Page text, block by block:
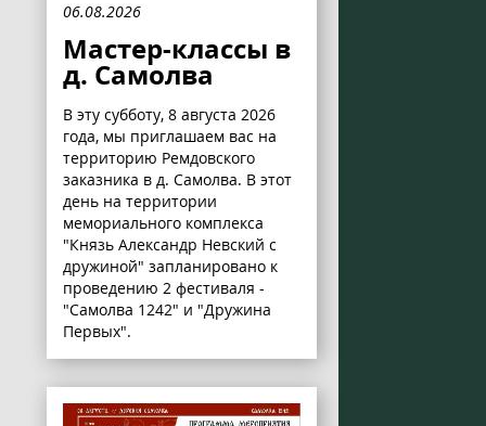
06.08.2026
Мастер-классы в
д. Самолва
В эту субботу, 8 августа 2026
года, мы приглашаем вас на
территорию Ремдовского
заказника в д. Самолва. В этот
день на территории
мемориального комплекса
"Князь Александр Невский с
дружиной" запланировано к
проведению 2 фестиваля -
"Самолва 1242" и "Дружина
Первых".